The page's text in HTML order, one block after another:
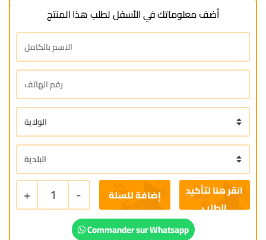
أضف معلوماتك في الأسفل لطلب هذا المنتج
+ 1 - إضافة للسلة
Commander sur Whatsapp